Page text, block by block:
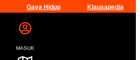
Gaya Hidup Klausapedia
MASUK